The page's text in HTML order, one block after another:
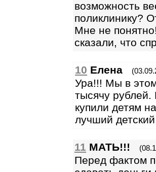
возможность
поликлинику?
Мне не
сказали, что
10 Елена
Ура!!! Мы в
тысячу рублей.
купили детям
лучший
11 МАТЬ!!!
Перед фактом